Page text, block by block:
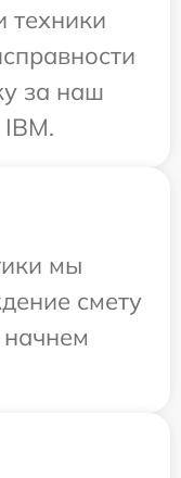
техники
за наш
мы
смету